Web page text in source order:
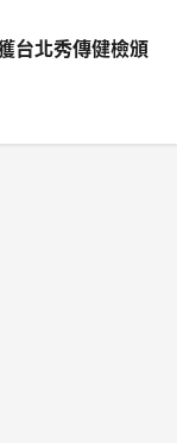
台北秀傳健檢頒